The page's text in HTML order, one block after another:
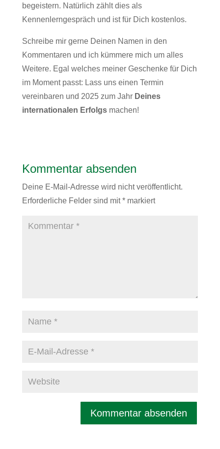
begeistern. Natürlich zählt dies als
Kennenlerngespräch und ist für Dich kostenlos.
Schreibe mir gerne Deinen Namen in den
Kommentaren und ich kümmere mich um alles
Weitere. Egal welches meiner Geschenke für Dich
im Moment passt: Lass uns einen Termin
vereinbaren und 2025 zum Jahr Deines
internationalen Erfolgsmachen!
Kommentar absenden
Deine E-Mail-Adresse wird nicht veröffentlicht.
Erforderliche Felder sind mit*markiert